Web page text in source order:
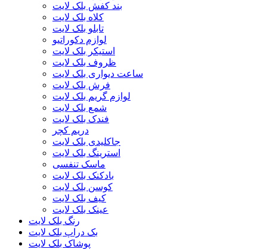
بند کفش بلک لایت
کلاه بلک لایت
تابلو بلک لایت
لوازم دکوراتیو
استیکر بلک لایت
ظروف بلک لایت
ساعت دیواری بلک لایت
فرش بلک لایت
لوازم گریم بلک لایت
شمع بلک لایت
فندک بلک لایت
دریم کچر
جاکلیدی بلک لایت
استرینگ بلک لایت
ماسک تنفسی
بادکنک بلک لایت
کوسن بلک لایت
کیف بلک لایت
عینک بلک لایت
رنگ بلک لایت
بک دراپ بلک لایت
پوشاک بلک لایت